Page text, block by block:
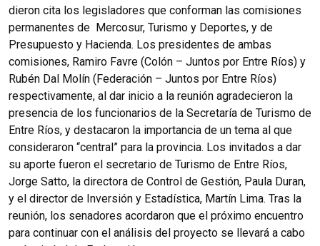
dieron cita los legisladores que conforman las comisiones
permanentes de Mercosur, Turismo y Deportes, y de
Presupuesto y Hacienda. Los presidentes de ambas
comisiones, Ramiro Favre (Colón – Juntos por Entre Ríos) y
Rubén Dal Molín (Federación – Juntos por Entre Ríos)
respectivamente, al dar inicio a la reunión agradecieron la
presencia de los funcionarios de la Secretaría de Turismo de
Entre Ríos, y destacaron la importancia de un tema al que
consideraron “central” para la provincia. Los invitados a dar
su aporte fueron el secretario de Turismo de Entre Ríos,
Jorge Satto, la directora de Control de Gestión, Paula Duran,
y el director de Inversión y Estadística, Martín Lima. Tras la
reunión, los senadores acordaron que el próximo encuentro
para continuar con el análisis del proyecto se llevará a cabo